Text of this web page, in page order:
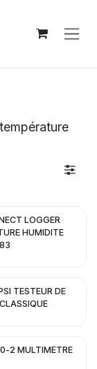
LOGGER
HUMIDITE
TESTEUR DE
2 MULTIMETRE